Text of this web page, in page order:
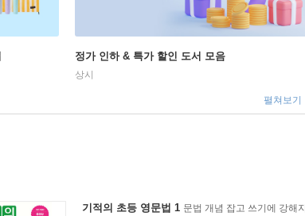
정가 인하 & 특가 할인 도서 모음
상시
펼쳐보기
기적의 초등 영문법 1 문법 개념 잡고 쓰기에 강해지